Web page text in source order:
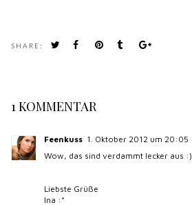
SHARE:
1 KOMMENTAR
Feenkuss 1. Oktober 2012 um 20:05
Wow, das sind verdammt lecker aus :)
Liebste Grüße
Ina :*